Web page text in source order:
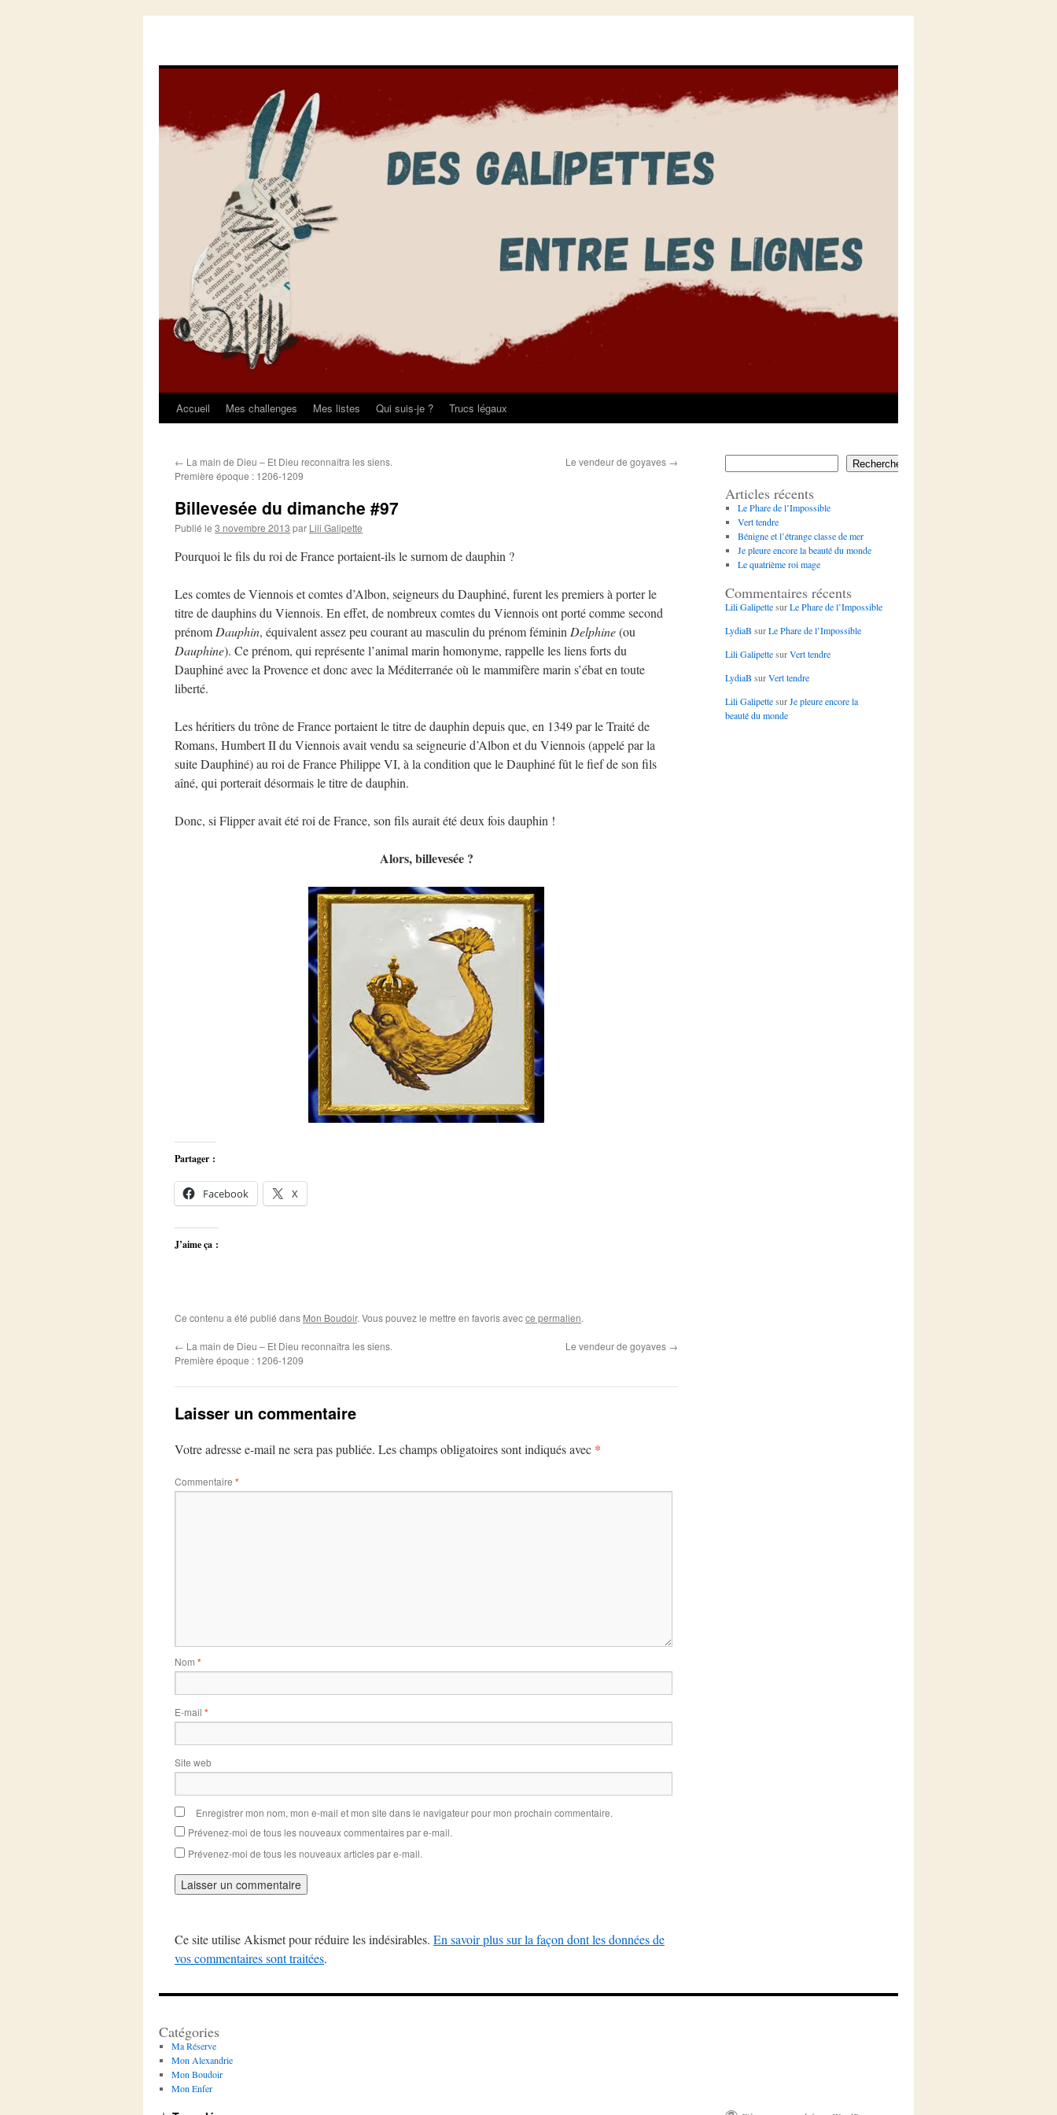
Aller
contenu
Accueil Mes challenges Mes listes Qui suis-je ? Trucs légaux
← La main de Dieu – Et Dieu reconnaîtra les siens.
Première époque : 1206-1209
Le vendeur de goyaves →
Billevesée du dimanche #97
Publié le 3 novembre 2013 par Lili Galipette
Pourquoi le fils du roi de France portaient-ils le surnom de dauphin ?
Les comtes de Viennois et comtes d’Albon, seigneurs du Dauphiné, furent les premiers à porter le
titre de dauphins du Viennois. En effet, de nombreux comtes du Viennois ont porté comme second
prénom Dauphin, équivalent assez peu courant au masculin du prénom féminin Delphine(ou
Dauphine). Ce prénom, qui représente l’animal marin homonyme, rappelle les liens forts du
Dauphiné avec la Provence et donc avec la Méditerranée où le mammifère marin s’ébat en toute
liberté.
Les héritiers du trône de France portaient le titre de dauphin depuis que, en 1349 par le Traité de
Romans, Humbert II du Viennois avait vendu sa seigneurie d’Albon et du Viennois (appelé par la
suite Dauphiné) au roi de France Philippe VI, à la condition que le Dauphiné fût le fief de son fils
aîné, qui porterait désormais le titre de dauphin.
Donc, si Flipper avait été roi de France, son fils aurait été deux fois dauphin !
Alors, billevesée ?
Partager :
Facebook X
J’aime ça :
Ce contenu a été publié dans Mon Boudoir. Vous pouvez le mettre en favoris avecce permalien.
← La main de Dieu – Et Dieu reconnaîtra les siens.
Première époque : 1206-1209
Le vendeur de goyaves →
Laisser un commentaire
Votre adresse e-mail ne sera pas publiée. Les champs obligatoires sont indiqués avec *
Commentaire *
Nom *
E-mail *
Site web
Enregistrer mon nom, mon e-mail et mon site dans le navigateur pour mon prochain commentaire.
Prévenez-moi de tous les nouveaux commentaires par e-mail.
Prévenez-moi de tous les nouveaux articles par e-mail.
Ce site utilise Akismet pour réduire les indésirables. En savoir plus sur la façon dont les données de
vos commentaires sont traitées.
Rechercher
Articles récents
Le Phare de l’Impossible
Vert tendre
Bénigne et l’étrange classe de mer
Je pleure encore la beauté du monde
Le quatrième roi mage
Commentaires récents
Lili GalipettesurLe Phare de l’Impossible
LydiaB surLe Phare de l’Impossible
Lili GalipettesurVert tendre
LydiaB surVert tendre
Lili GalipettesurJe pleure encore la
beauté du monde
Catégories
Ma Réserve
Mon Alexandrie
Mon Boudoir
Mon Enfer